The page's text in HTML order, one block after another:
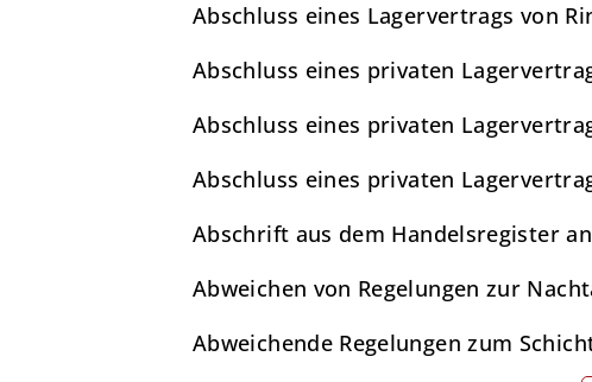
Abschluss eines Lagervertrags von
Abschluss eines privaten
Abschluss eines privaten
Abschluss eines privaten
Abschrift aus dem Handelsregister
Abweichen von Regelungen zur
Abweichende Regelungen zum